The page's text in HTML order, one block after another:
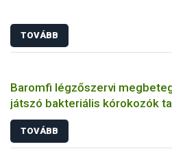
TOVÁBB
Baromfi légzőszervi
játszó bakteriális kórokozók
TOVÁBB